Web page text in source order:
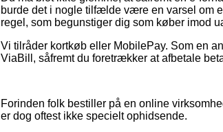
burde det i nogle tilfælde være en varsel om
regel, som begunstiger dig som køber imod
Vi tilråder kortkøb eller MobilePay. Som en
ViaBill, såfremt du foretrækker at afbetale
Forinden folk bestiller på en online
er dog oftest ikke specielt ophidsende.